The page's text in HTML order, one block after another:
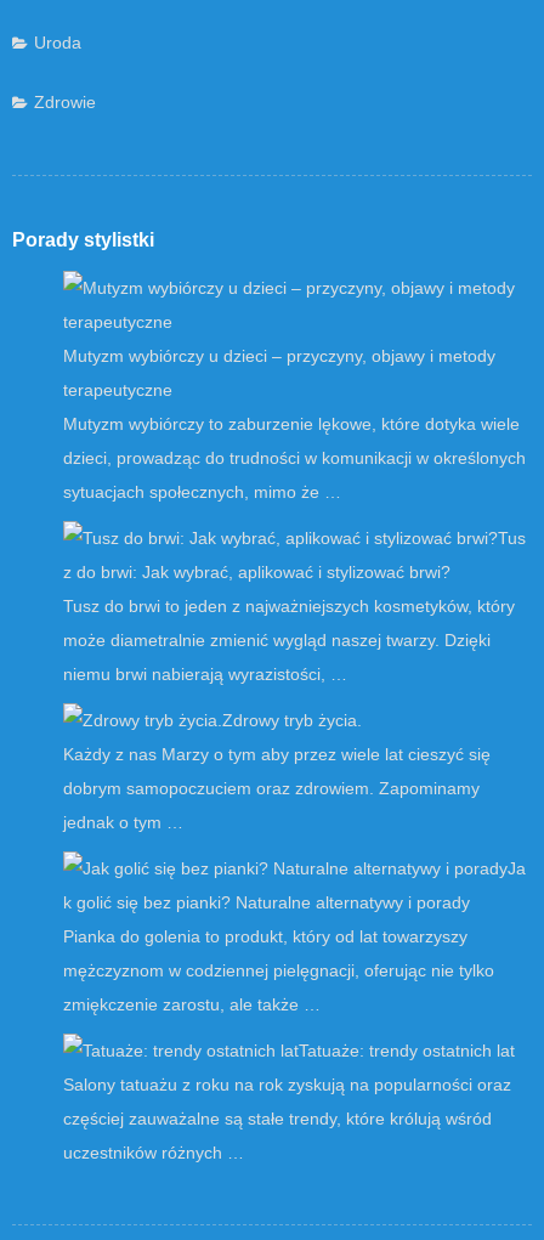
Uroda
Zdrowie
Porady stylistki
Mutyzm wybiórczy u dzieci – przyczyny, objawy i metody
terapeutyczne
Mutyzm wybiórczy to zaburzenie lękowe, które dotyka wiele
dzieci, prowadząc do trudności w komunikacji w określonych
sytuacjach społecznych, mimo że …
Tus
z do brwi: Jak wybrać, aplikować i stylizować brwi?
Tusz do brwi to jeden z najważniejszych kosmetyków, który
może diametralnie zmienić wygląd naszej twarzy. Dzięki
niemu brwi nabierają wyrazistości, …
Zdrowy tryb życia.
Każdy z nas Marzy o tym aby przez wiele lat cieszyć się
dobrym samopoczuciem oraz zdrowiem. Zapominamy
jednak o tym …
Ja
k golić się bez pianki? Naturalne alternatywy i porady
Pianka do golenia to produkt, który od lat towarzyszy
mężczyznom w codziennej pielęgnacji, oferując nie tylko
zmiękczenie zarostu, ale także …
Tatuaże: trendy ostatnich lat
Salony tatuażu z roku na rok zyskują na popularności oraz
częściej zauważalne są stałe trendy, które królują wśród
uczestników różnych …